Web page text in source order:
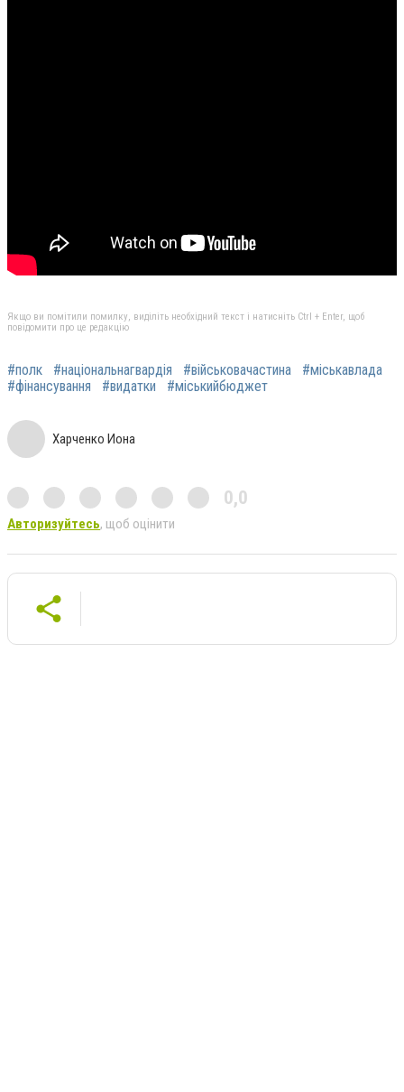
Якщо ви помітили помилку, виділіть необхідний текст і натисніть Ctrl + Enter, щоб
повідомити про це редакцію
#полк #національнагвардія #військовачастина
#міськавлада
#фінансування
#видатки #міськийбюджет
Харченко Иона
0,0
Авторизуйтесь, щоб оцінити